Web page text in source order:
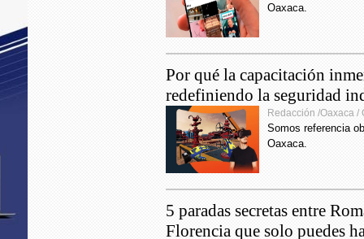
22:59
Oaxaca.
Por qué la capacitación
redefiniendo la seguridad
Redacción /Oaxaca /
Somos referencia
Oaxaca.
5 paradas secretas entre
Florencia que solo puedes